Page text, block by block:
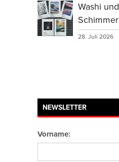
Washi
Schimmer
28. Juli 2026
NEWSLETTER
Vorname: